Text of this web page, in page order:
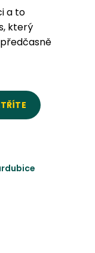
a to
který